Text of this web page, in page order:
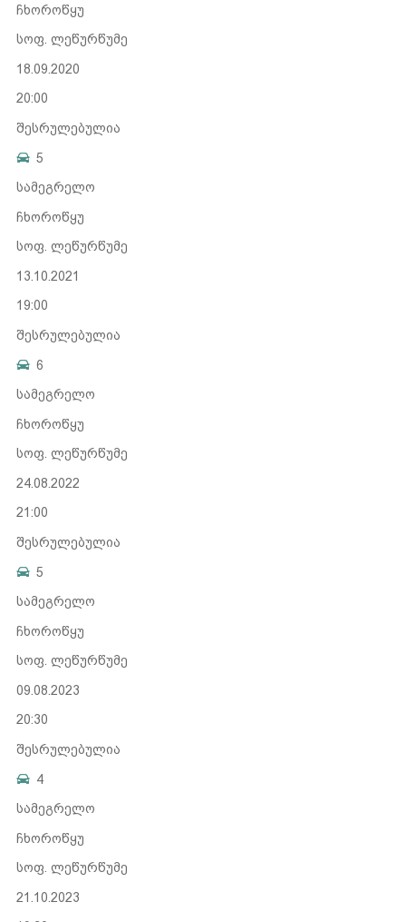
ჩხოროწყუ
სოფ. ლეწურწუმე
18.09.2020
20:00
შესრულებულია
5
სამეგრელო
ჩხოროწყუ
სოფ. ლეწურწუმე
13.10.2021
19:00
შესრულებულია
6
სამეგრელო
ჩხოროწყუ
სოფ. ლეწურწუმე
24.08.2022
21:00
შესრულებულია
5
სამეგრელო
ჩხოროწყუ
სოფ. ლეწურწუმე
09.08.2023
20:30
შესრულებულია
4
სამეგრელო
ჩხოროწყუ
სოფ. ლეწურწუმე
21.10.2023